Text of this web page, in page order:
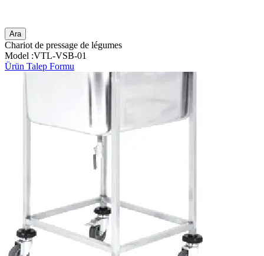
Ara
Chariot de pressage de légumes
Model :VTL-VSB-01
Ürün Talep Formu